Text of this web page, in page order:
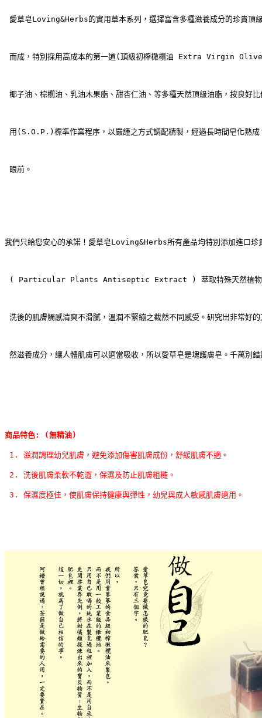
愛草皂Loving&Herbs的實用草本系列，選擇富含多種滋養成分的珍貴頂
而成，特別採用高成本的第一道(頂級初榨橄欖油 Extra Virgin
椰子油、棕櫚油、乳油木果脂、甜杏仁油、等多種天然頂級油脂，按良好
用(S.O.P.)標準作業程序，以嚴謹之方式調配精製，經過長時間皂化熟成
眼前。
我們只給您安心的承諾！愛草皂Loving&Herbs所有產品均特別添加進口珍
( Particular Plants Antiseptic Extract ) 萃取特殊天然植物精華
洗後的肌膚觸感清爽不滑膩，溫潤不緊繃之截然不同感受。研究出非常好
然滋養成分，讓人體肌膚可以適當吸收，所以愛草皂是塊護膚皂。千萬別
商品特色: (無精油)
1. 滋潤調理幼兒肌膚，避免添加傷害肌膚成份，舒緩肌膚不適。
2. 洗後肌膚柔軟不乾澀，保濕及防止肌膚粗糙。
3. 保濕度極佳，使肌膚保持健康與彈性，幼兒與成人敏感肌膚適用。